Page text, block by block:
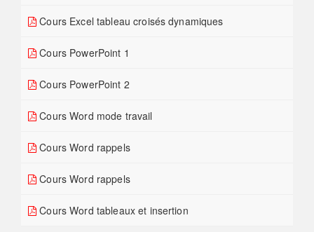
Cours Excel tableau croisés dynamiques
Cours PowerPoint 1
Cours PowerPoint 2
Cours Word mode travail
Cours Word rappels
Cours Word rappels
Cours Word tableaux et insertion